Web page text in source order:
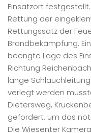
Einsatzort
Rettung der
Rettungssatz der
Brandbekämpfung.
beengte Lage des
Richtung
lange
verlegt werden
Dietersweg,
gefordert, um das
Die Wiesenter